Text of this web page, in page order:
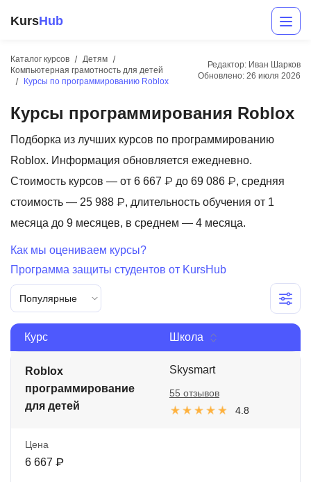
KursHub
Каталог курсов
Детям
Компьютерная грамотность для детей
Курсы по программированию Roblox
Редактор: Иван Шарков
Обновлено: 26 июля 2026
Курсы программирования Roblox
Подборка из лучших курсов по программированию
Roblox. Информация обновляется ежедневно.
Стоимость курсов — от 6 667 ₽ до 69 086 ₽, средняя
стоимость — 25 988 ₽, длительность обучения от 1
месяца до 9 месяцев, в среднем — 4 месяца.
Как мы оцениваем курсы?
Программа защиты студентов от KursHub
Популярные
Курс Школа
Roblox
программирование
для детей
Skysmart
4.8
55 отзывов
Цена
6 667 ₽
Разработка
Маркетинг
Дизайн
Аналитика
Менеджмент
Иностранные языки
Soft Skills
ДПО
Детям
Акции и промокоды
Рейтинг онлайн-школ